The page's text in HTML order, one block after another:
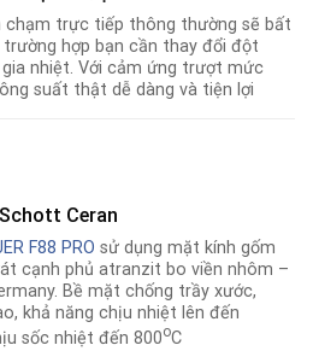
chạm trực tiếp thông thường sẽ bất
hợp bạn cần thay đổi đột
nhiệt. Với cảm ứng trượt mức
suất thật dễ dàng và tiện lợi
Ceran
F88 PRO sử dụng mặt kính gốm
cạnh phủ atranzit bo viền nhôm –
Bề mặt chống trầy xước,
khả năng chịu nhiệt lên đến
sốc nhiệt đến 800oC